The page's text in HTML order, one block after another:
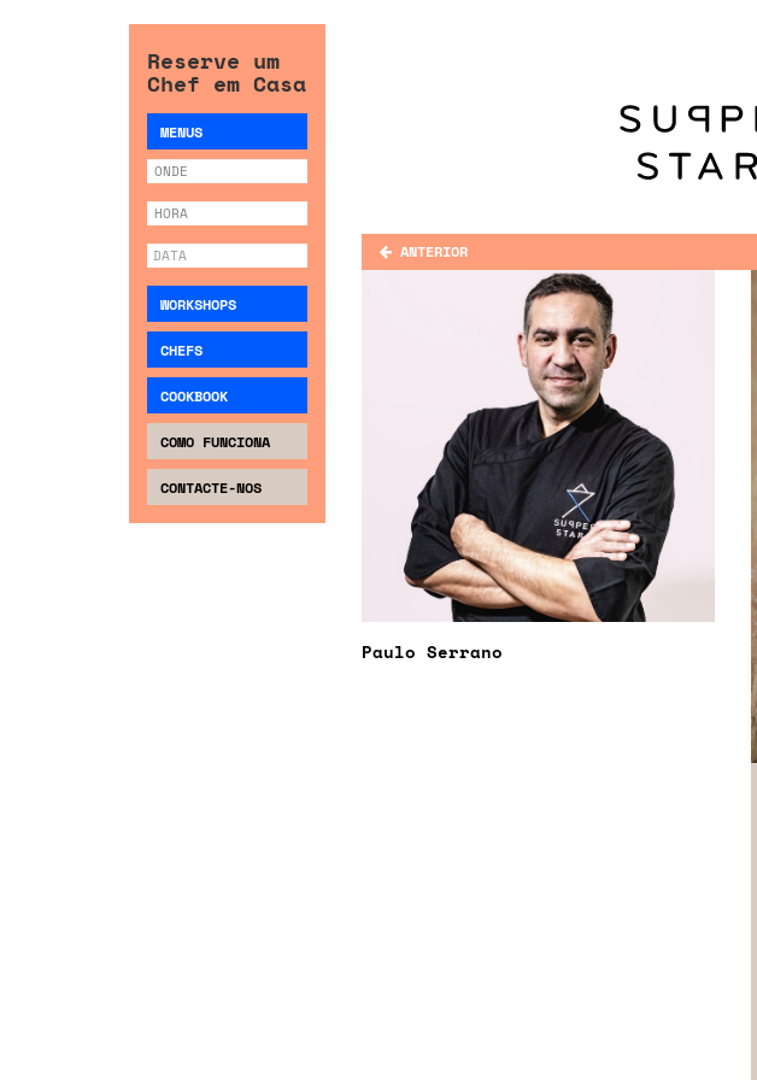
Reserve um
Chef em Casa
MENUS
WORKSHOPS
CHEFS
COOKBOOK
COMO FUNCIONA
CONTACTE-NOS
ANTERIOR
Paulo Serrano